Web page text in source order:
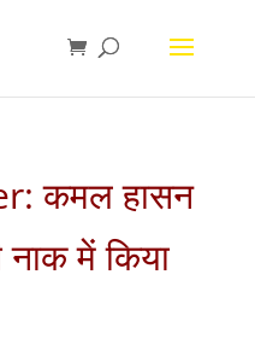
कमल हासन
नाक में किया